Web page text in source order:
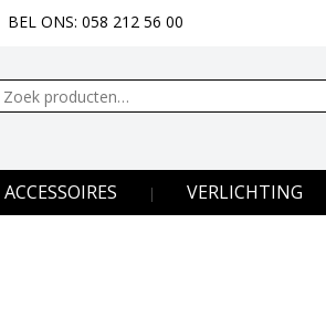
BEL ONS: 058 212 56 00
Zoeken:
ACCESSOIRES VERLICHTING